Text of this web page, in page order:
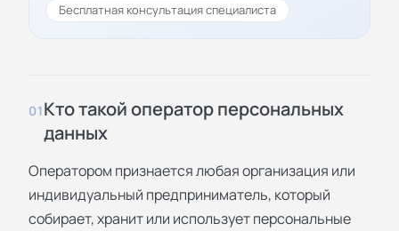
Бесплатная консультация специалиста
01Кто такой оператор персональных
данных
Оператором признается любая организация или
индивидуальный предприниматель, который
собирает, хранит или использует персональные